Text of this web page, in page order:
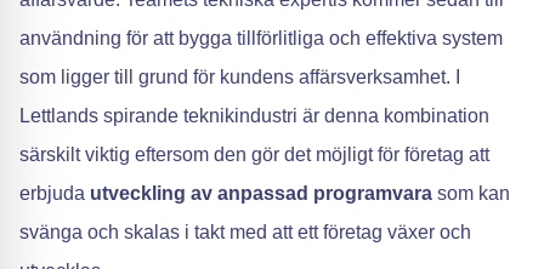
användning för att bygga tillförlitliga och effektiva system
som ligger till grund för kundens affärsverksamhet. I
Lettlands spirande teknikindustri är denna kombination
särskilt viktig eftersom den gör det möjligt för företag att
erbjuda utveckling av anpassad programvara som kan
svänga och skalas i takt med att ett företag växer och